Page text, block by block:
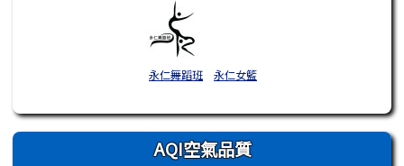
永仁舞蹈班 永仁女籃
AQI空氣品質